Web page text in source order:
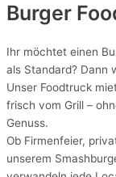
Burger
Ihr möchtet einen
als Standard? Dann
Unser Foodtruck
frisch vom Grill –
Genuss.
Ob Firmenfeier,
unserem